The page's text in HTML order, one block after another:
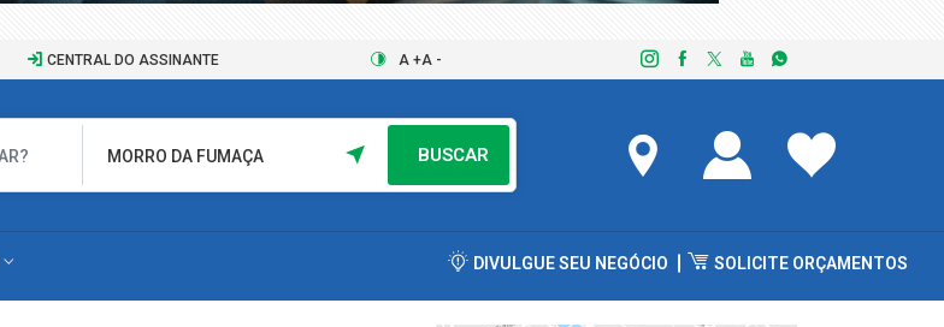
CENTRAL DO ASSINANTE A +A -
DIVULGUE SEU NEGÓCIO SOLICITE ORÇAMENTOS